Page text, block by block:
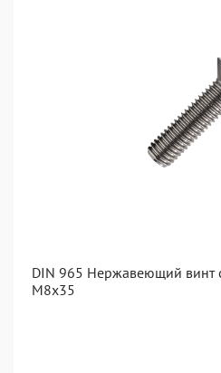
DIN 965 Нержавеющий винт
М8x35